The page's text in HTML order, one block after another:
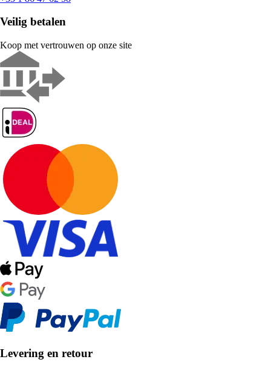
Veilig betalen
Koop met vertrouwen op onze site
Levering en retour